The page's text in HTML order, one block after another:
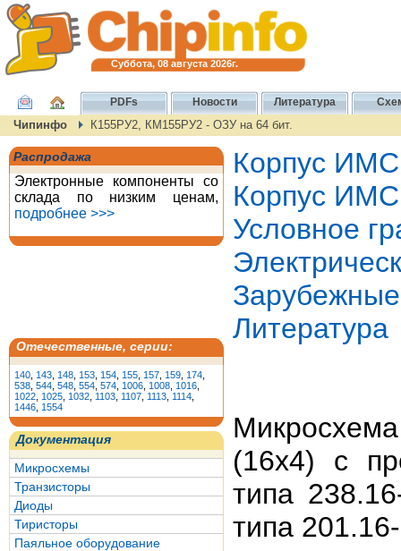
Суббота, 08 августа 2026г.
PDFs Новости Литература
Чипинфо К155РУ2, КМ155РУ2 - ОЗУ на 64 бит.
Распродажа
Электронные компоненты со
склада по низким ценам,
подробнее >>>
Отечественные, серии:
140 143 148 153 154 155 157 159 174
538 544 548 554 574 1006 1008 1016
1022 1025 1032 1103 1107 1113 1114
1446 1554
Документация
Микросхемы
Транзисторы
Диоды
Тиристоры
Паяльное оборудование
Корпус
Корпус
Условное
Литература
(16x4) с
типа
типа